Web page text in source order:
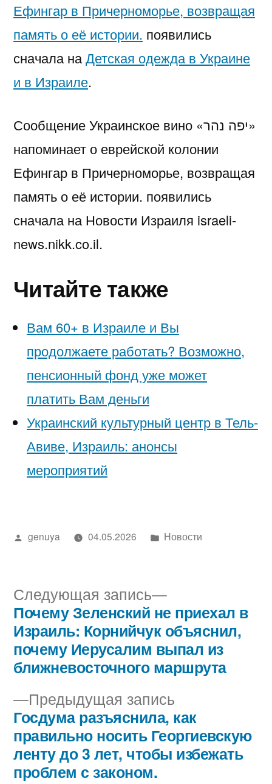
Ефингар в Причерноморье, возвращая
память о её истории. появились
сначала наДетская одежда в Украине
и в Израиле.
Сообщение Украинское вино «יפה נהר»
напоминает о еврейской колонии
Ефингар в Причерноморье, возвращая
память о её истории. появились
сначала на Новости Израиля israeli-
news.nikk.co.il.
Читайте также
Вам 60+ в Израиле и Вы
продолжаете работать? Возможно,
пенсионный фонд уже может
платить Вам деньги
Украинский культурный центр в Тель-
Авиве, Израиль: анонсы
мероприятий
Написано
genuya 04.05.2026
Написано
Новости
Навигация
по
записям
Предыдущая запись
запись:
Госдума разъяснила, как
правильно носить Георгиевскую
ленту до 3 лет, чтобы избежать
проблем с законом.
Следующая запись
Следующая
запись:
Почему Зеленский не приехал в
Израиль: Корнийчук объяснил,
почему Иерусалим выпал из
ближневосточного маршрута